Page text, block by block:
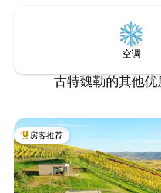
空调
古特魏勒的其他
热门「房客推荐」
房客推荐